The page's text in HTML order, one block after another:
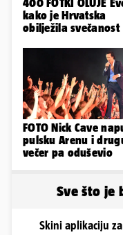
400 FOTKI OLUJE
kako je Hrvatska
obilježila svečanost
FOTO Nick Cave
pulsku Arenu i
večer pa oduševio
Sve što je
Skini aplikaciju